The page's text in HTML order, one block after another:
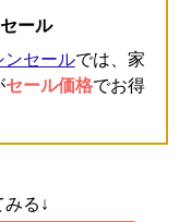
ール
ンセールでは、家
セール価格でお得
る↓